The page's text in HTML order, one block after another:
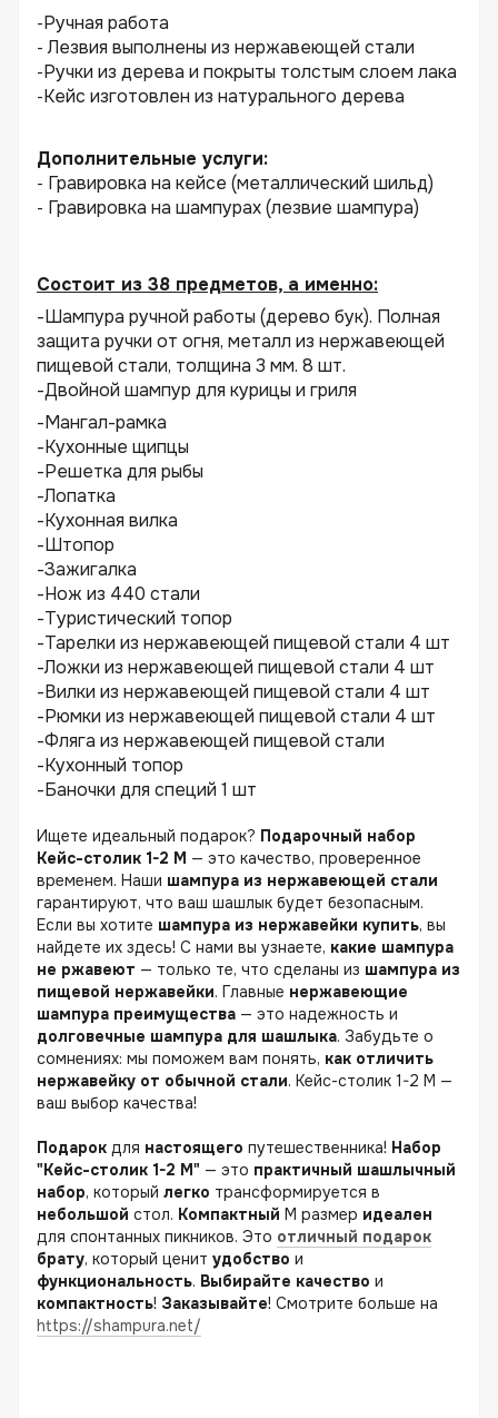
-Ручная работа
- Лезвия выполнены из нержавеющей стали
-Ручки из дерева и покрыты толстым слоем лака
-Кейс изготовлен из натурального дерева
Дополнительные услуги:
- Гравировка на кейсе (металлический шильд)
- Гравировка на шампурах (лезвие шампура)
Состоит из 38 предметов, а именно:
-Шампура ручной работы (дерево бук). Полная
защита ручки от огня, металл из нержавеющей
пищевой стали, толщина 3 мм. 8 шт.
-Двойной шампур для курицы и гриля
-Мангал-рамка
-Кухонные щипцы
-Решетка для рыбы
-Лопатка
-Кухонная вилка
-Штопор
-Зажигалка
-Нож из 440 стали
-Туристический топор
-Тарелки из нержавеющей пищевой стали 4 шт
-Ложки из нержавеющей пищевой стали 4 шт
-Вилки из нержавеющей пищевой стали 4 шт
-Рюмки из нержавеющей пищевой стали 4 шт
-Фляга из нержавеющей пищевой стали
-Кухонный топор
-Баночки для специй 1 шт
Ищете идеальный подарок? Подарочный набор
Кейс-столик 1-2 M — это качество, проверенное
временем. Наши шампура из нержавеющей стали
гарантируют, что ваш шашлык будет безопасным.
Если вы хотите шампура из нержавейки купить, вы
найдете их здесь! С нами вы узнаете, какие шампура
не ржавеют — только те, что сделаны из шампура из
пищевой нержавейки. Главные нержавеющие
шампура преимущества — это надежность и
долговечные шампура для шашлыка. Забудьте о
сомнениях: мы поможем вам понять, как отличить
нержавейку от обычной стали. Кейс-столик 1-2 M —
ваш выбор качества!
Подарок для настоящего путешественника! Набор
"Кейс-столик 1-2 M" — это практичный шашлычный
набор, который легко трансформируется в
небольшой стол. Компактный M размер идеален
для спонтанных пикников. Это отличный подарок
брату, который ценит удобство и
функциональность. Выбирайте качество и
компактность! Заказывайте! Смотрите больше на
https://shampura.net/